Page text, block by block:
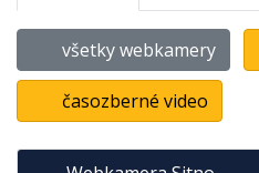
všetky webkamery
časozberné video